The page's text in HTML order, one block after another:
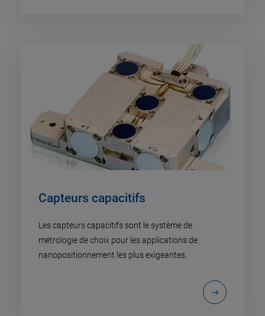
Capteurs capacitifs
Les capteurs capacitifs sont le système de
métrologie de choix pour les applications de
nanopositionnement les plus exigeantes.